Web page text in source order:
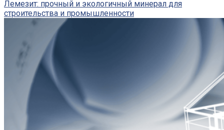
Лемезит: прочный и экологичный минерал для
строительства и промышленности